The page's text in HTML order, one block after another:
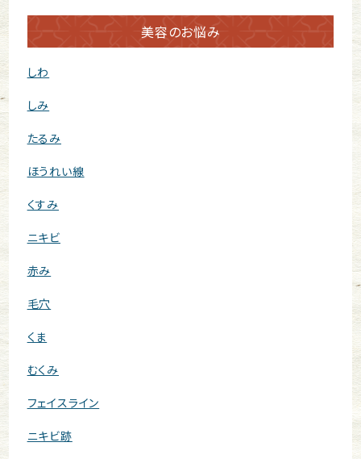
美容のお悩み
しわ
しみ
たるみ
ほうれい線
くすみ
ニキビ
赤み
毛穴
くま
むくみ
フェイスライン
ニキビ跡